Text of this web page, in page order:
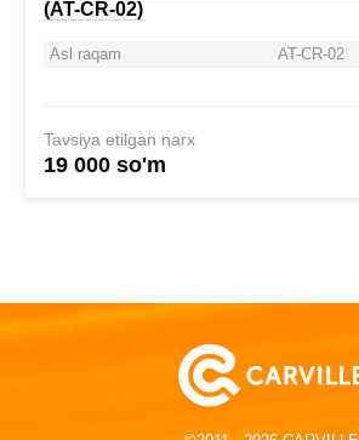
(AT-CR-02)
Asl raqam AT-CR-02
Tavsiya etilgan narx
19 000 so'm